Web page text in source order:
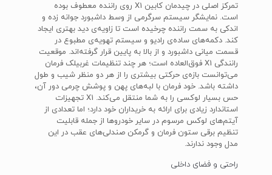
تمرکز اصلی در چیدمان کابین X1 روی راننده معطوف بوده
است. نمایشگر سیستم سرگرمی از وسط داشبورد جوانه زده و
اندکی به سمت راننده چرخیده است تا زاویه‌ی دید بهتری ایجاد
کند. دکمه‌های ساده‌ی رادیو و سیستم تهویه‌ی مطبوع در
قسمت میانی داشبورد و از بالا به پایین قرار گرفته‌اند. موقعیت
رانندگی X1 فوق‌العاده است؛ هر چند تنظیمات غربیلک فرمان
می‌توانست بازه‌ی حرکتی بیشتری را از هر دو منظر شیب و طول
داشته باشد. خود فرمان با لبه‌های پهن و پوشش چرمی دور آن،
حس بسیار لوکسی را به شما منتقل می‌کند. X1 تجهیزات
استاندارد زیادی برای ارائه به خریداران خود دارد؛ اما تعدادی از
آیتم‌های لوکس مرسوم در سایر خودروها از جمله قابلیت
تنظیم برقی ستون فرمان و گرمکن صندلی‌های عقب در این
مدل وجود ندارند.
راحتی و فضای داخلی